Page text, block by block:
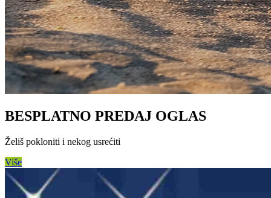
BESPLATNO PREDAJ OGLAS
Želiš pokloniti i nekog usrećiti
Više